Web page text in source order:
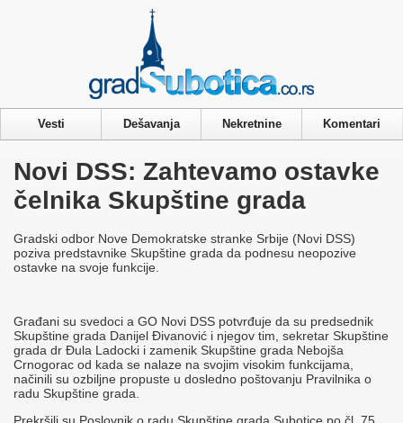
Vesti Dešavanja Nekretnine Komentari
Novi DSS: Zahtevamo ostavke
čelnika Skupštine grada
Gradski odbor Nove Demokratske stranke Srbije (Novi DSS)
poziva predstavnike Skupštine grada da podnesu neopozive
ostavke na svoje funkcije.
Građani su svedoci a GO Novi DSS potvrđuje da su predsednik
Skupštine grada Danijel Đivanović i njegov tim, sekretar Skupštine
grada dr Đula Ladocki i zamenik Skupštine grada Nebojša
Crnogorac od kada se nalaze na svojim visokim funkcijama,
načinili su ozbiljne propuste u dosledno poštovanju Pravilnika o
radu Skupštine grada.
Privacy & Cookies Policy